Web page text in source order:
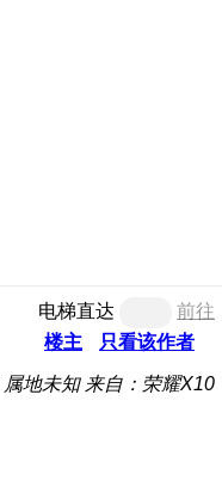
电梯直达
前往
楼主
只看该作者
属地未知 来自：荣耀X10